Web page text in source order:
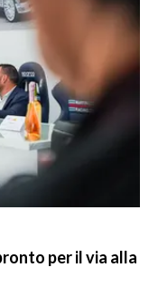
per il via alla